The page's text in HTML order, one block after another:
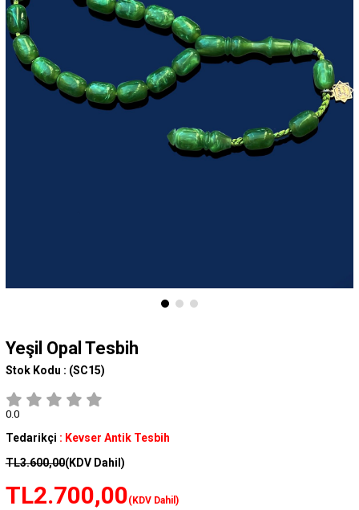
Yeşil Opal Tesbih
Stok Kodu : (SC15)
0.0
Tedarikçi : Kevser Antik Tesbih
TL3.600,00(KDV Dahil)
TL2.700,00(KDV Dahil)